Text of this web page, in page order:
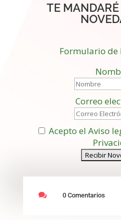
TE
Formulario de
Correo
Acepto el Aviso
 0 Comentarios